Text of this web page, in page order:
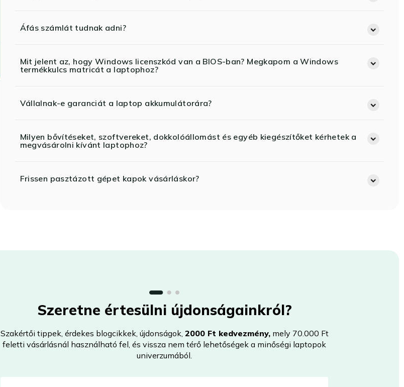
Áfás számlát tudnak adni?
Mit jelent az, hogy Windows licenszkód van a BIOS-ban? Megkapom a Windows
termékkulcs matricát a laptophoz?
Vállalnak-e garanciát a laptop akkumulátorára?
Milyen bővítéseket, szoftvereket, dokkolóállomást és egyéb kiegészítőket kérhetek a
megvásárolni kívánt laptophoz?
Frissen pasztázott gépet kapok vásárláskor?
Szeretne értesülni újdonságainkról?
Szakértői tippek, érdekes blogcikkek, újdonságok, 2000 Ft kedvezmény,mely 70.000 Ft
feletti vásárlásnál használható fel, és vissza nem térő lehetőségek a minőségi laptopok
univerzumából.